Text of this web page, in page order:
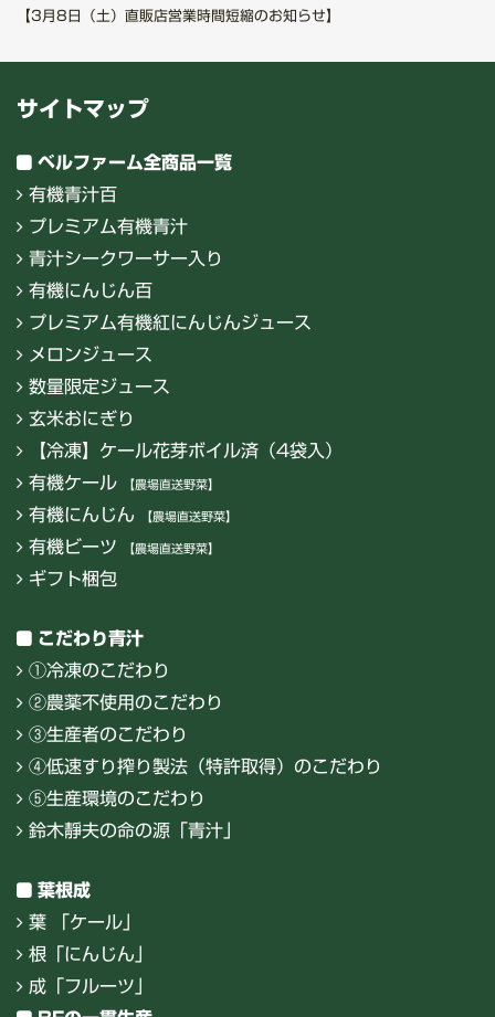
【3月8日（土）直販店営業時間短縮のお知らせ】
サイトマップ
ベルファーム全商品一覧
有機青汁百
プレミアム有機青汁
青汁シークワーサー入り
有機にんじん百
プレミアム有機紅にんじんジュース
メロンジュース
数量限定ジュース
玄米おにぎり
【冷凍】ケール花芽ボイル済（4袋入）
有機ケール
【農場直送野菜】
有機にんじん 【農場直送野菜】
有機ビーツ 【農場直送野菜】
ギフト梱包
こだわり青汁
①冷凍のこだわり
②農薬不使用のこだわり
③生産者のこだわり
④低速すり搾り製法（特許取得）のこだわり
⑤生産環境のこだわり
鈴木靜夫の命の源「青汁」
葉根成
葉 「ケール」
根「にんじん」
成「フルーツ」